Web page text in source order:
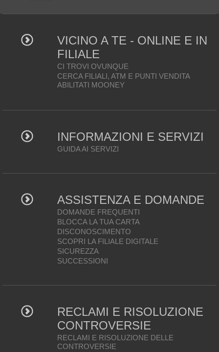
VICINO A TE - ONLINE E IN
FILIALE
CI TROVI OVUNQUE
CERCA FILIALI, ATM E PUNTI VENDITA
ABILITATI MOONEY
INFORMAZIONI E SERVIZI
GUIDA AI SERVIZI
ASSISTENZA E DOMANDE
DOMANDE FREQUENTI
BLOCCA LA TUA CARTA
DISCONOSCIMENTO
SCOPRI LA FILIALE DIGITALE
SICUREZZA
SUCCESSIONI
RECLAMI E RISOLUZIONE
CONTROVERSIE
RECLAMI E RISOLUZIONE DELLE
CONTROVERSIE